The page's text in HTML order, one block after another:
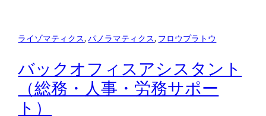
ライゾマティクス, パノラマティクス, フロウプラトウ
バックオフィスアシスタント
（総務・人事・労務サポー
ト）